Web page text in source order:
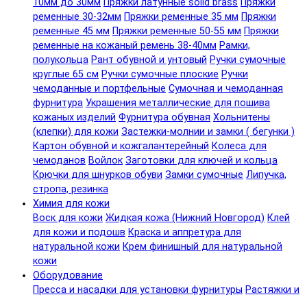
ременные 30-32мм Пряжки ременные 35 мм Пряжки
ременные 45 мм Пряжки ременные 50-55 мм Пряжки
ременные на кожаный ремень 38-40мм Рамки,
полукольца Рант обувной и унтовый Ручки сумочные
круглые 65 см Ручки сумочные плоские Ручки
чемоданные и портфельные Сумочная и чемоданная
фурнитура Украшения металлические для пошива
кожаных изделий Фурнитура обувная Хольнитены
(клепки) для кожи Застежки-молнии и замки ( бегунки )
Картон обувной и кожгалантерейный Колеса для
чемоданов Войлок Заготовки для ключей и кольца
Крючки для шнурков обуви Замки сумочные Липучка,
стропа, резинка
Химия для кожи
Воск для кожи Жидкая кожа (Нижний Новгород) Клей
для кожи и подошв Краска и аппретура для
натуральной кожи Крем финишный для натуральной
кожи
Оборудование
Пресса и насадки для установки фурнитуры Растяжки и